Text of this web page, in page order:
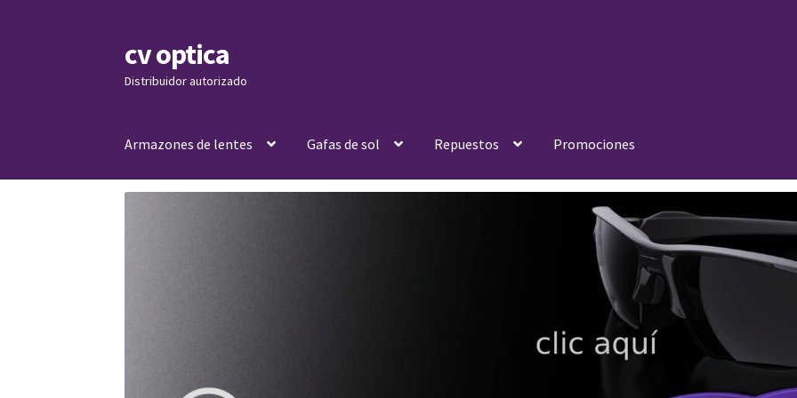
Skip
to
navigation
Skip
to
content
cv optica
Distribuidor autorizado
Armazones de lentes Gafas de sol Repuestos Promociones